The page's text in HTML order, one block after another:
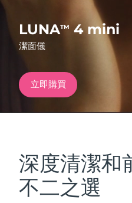
LUNATM 4 mini
潔面儀
立即購買
深度清潔和
不二之選
紅光療法
面部清潔
德國
巴林